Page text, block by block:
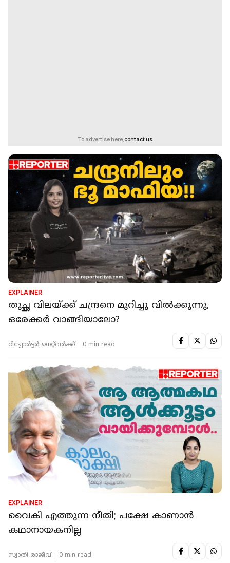
To advertise here,contact us
EXPLAINER
തുച്ഛ വിലയ്ക്ക് ചന്ദ്രനെ മുറിച്ചു വിൽക്കുന്നു,
ഒരേക്കർ വാങ്ങിയാലോ?
റിപ്പോർട്ടർ നെറ്റ്‌വര്‍ക്ക്‌ 0 min read
EXPLAINER
വൈകി എത്തുന്ന നീതി; പക്ഷേ കാണാൻ
കഥാനായകനില്ല
സ്വാതി രാജീവ് 0 min read